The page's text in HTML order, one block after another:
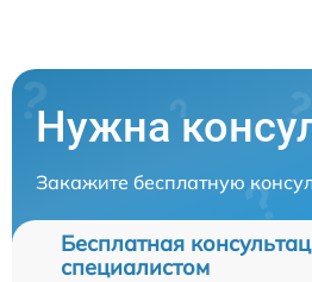
Нужна
Закажите бесплатную
Бесплатная
специалистом